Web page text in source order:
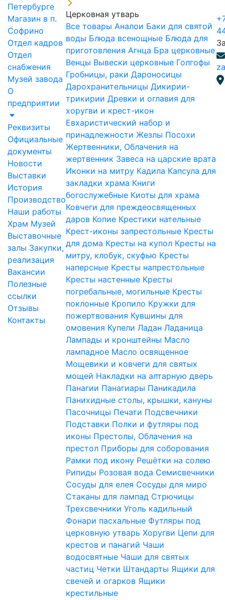
Петербурге
Магазин в п.
Софрино
Отдел кадров
Отдел
снабжения
Музей завода
О
предприятии
Реквизиты
Официальные
документы
Новости
Выставки
История
Производство
Наши работы
Храм Музей
Выставочные
залы Закупки,
реализация
Вакансии
Полезные
ссылки
Отзывы
Контакты
Церковная утварь
Все товары Аналои Баки для святой
воды Блюда всенощные Блюда для
приготовления Агнца Бра церковные
Венцы Вывески церковные Голгофы
Гробницы, раки Дароносицы
Дарохранительницы Дикирии-
трикирии Древки и оглавия для
хоругви и крест-икон
Евхаристический набор и
принадлежности Жезлы Посохи
Жертвенники, Облачения на
жертвенник Завеса на царские врата
Иконки на митру Кадила Капсула для
закладки храма Книги
богослужебные Киоты для храма
Ковчеги для преждеосвященных
даров Копие Крестики нательные
Крест-иконы запрестольные Кресты
для дома Кресты на купол Кресты на
митру, клобук, скуфью Кресты
наперсные Кресты напрестольные
Кресты настенные Кресты
погребальные, могильные Кресты
поклонные Кропило Кружки для
пожертвования Кувшины для
омовения Купели Ладан Ладаница
Лампады и кронштейны Масло
лампадное Масло освященное
Мощевики и ковчеги для святых
мощей Накладки на алтарную дверь
Панагии Панагиары Паникадила
Панихидные столы, крышки, кануны
Пасочницы Печати Подсвечники
Подставки Полки и футляры под
иконы Престолы, Облачения на
престол Приборы для соборования
Рамки под икону Решётки на солею
Рипиды Розовая вода Семисвечники
Сосуды для елея Сосуды для миро
Стаканы для лампад Стрючицы
Трехсвечники Уголь кадильный
Фонари пасхальные Футляры под
церковную утварь Хоругви Цепи для
крестов и панагий Чаши
водосвятные Чаши для святых
частиц Четки Штандарты Ящики для
свечей и огарков Ящики
крестильные